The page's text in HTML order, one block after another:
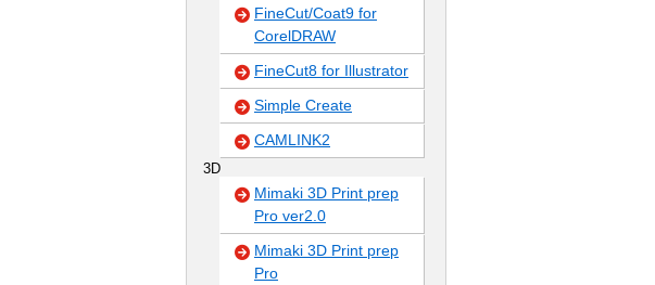
FineCut/Coat9 for
CorelDRAW
FineCut8 for Illustrator
Simple Create
CAMLINK2
3D
Mimaki 3D Print prep
Pro ver2.0
Mimaki 3D Print prep
Pro